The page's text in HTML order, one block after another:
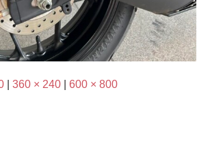
360 × 240 600 × 800